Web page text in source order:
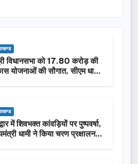
विधानसभा को 17.80 करोड़ की
योजनाओं की सौगात, सीएम धामी
में शिवभक्त कांवड़ियों पर पुष्पवर्षा,
धामी ने किया चरण प्रक्षालन…